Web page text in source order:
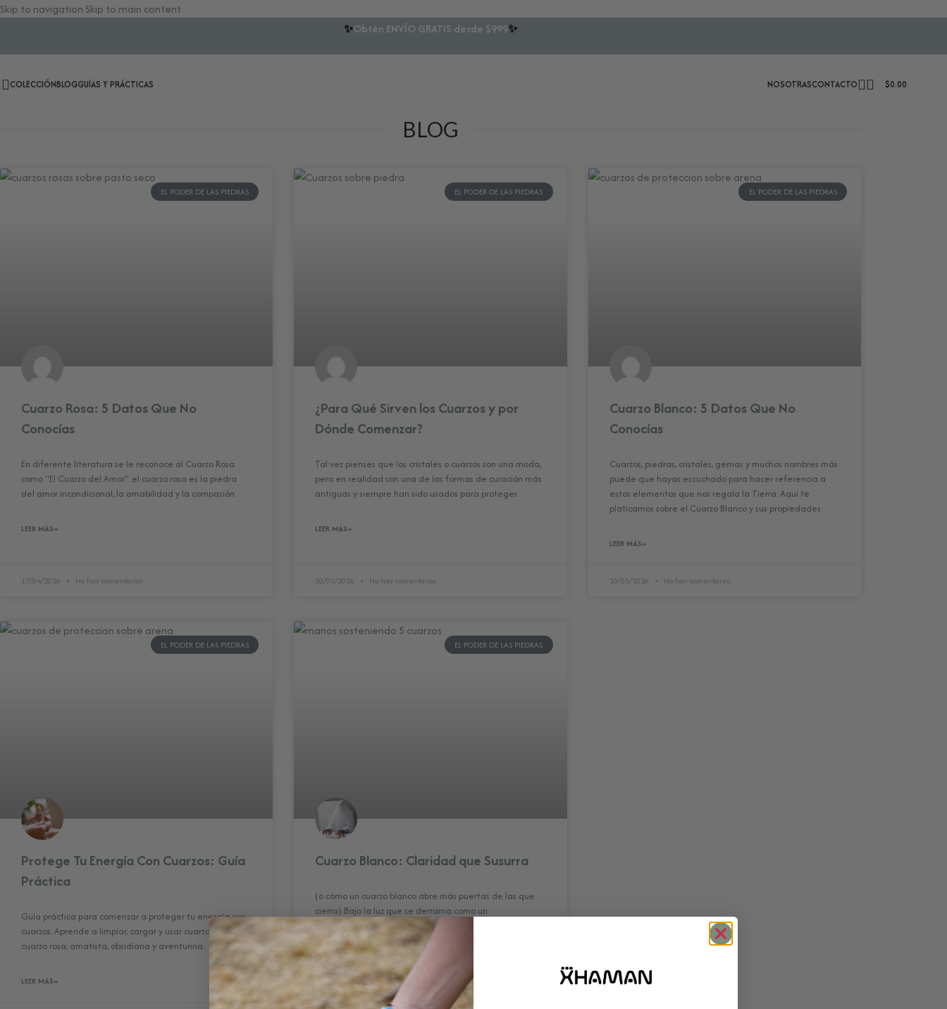
Skip to navigation Skip to main content
✨Obtén ENVÍO GRATIS desde $999✨
COLECCIÓNBLOGGUÍAS Y PRÁCTICAS NOSOTRASCONTACTO $0.00
BLOG
EL PODER DE LAS PIEDRAS
Cuarzo Rosa: 5 Datos Que No
Conocías
En diferente literatura se le reconoce al Cuarzo Rosa
como “El Cuarzo del Amor”. el cuarzo rosa es la piedra
del amor incondicional, la amabilidad y la compasión.
LEER MÁS»
17/04/2026 No hay comentarios
EL PODER DE LAS PIEDRAS
¿Para Qué Sirven los Cuarzos y por
Dónde Comenzar?
Tal vez pienses que los cristales o cuarzos son una moda,
pero en realidad son una de las formas de curación más
antiguas y siempre han sido usados para proteger.
LEER MÁS»
20/03/2026 No hay comentarios
EL PODER DE LAS PIEDRAS
Cuarzo Blanco: 5 Datos Que No
Conocías
Cuarzos, piedras, cristales, gemas y muchos nombres más
puede que hayas escuchado para hacer referencia a
estos elementos que nos regala la Tierra. Aquí te
platicamos sobre el Cuarzo Blanco y sus propiedades.
LEER MÁS»
10/03/2026 No hay comentarios
EL PODER DE LAS PIEDRAS
Protege Tu Energía Con Cuarzos: Guía
Práctica
Guía práctica para comenzar a proteger tu energía con
cuarzos. Aprende a limpiar, cargar y usar cuarzo blanco,
cuarzo rosa, amatista, obsidiana y aventurina.
LEER MÁS»
EL PODER DE LAS PIEDRAS
Cuarzo Blanco: Claridad que Susurra
(o cómo un cuarzo blanco abre más puertas de las que
cierra) Bajo la luz que se derrama como un
LEER MÁS»